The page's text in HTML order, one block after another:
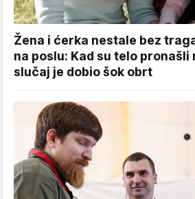
Žena i ćerka nestale bez
na poslu: Kad su telo pronašli
slučaj je dobio šok obrt